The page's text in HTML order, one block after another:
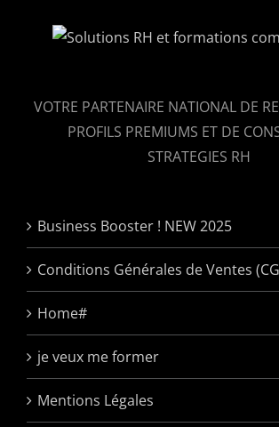
VOTRE PARTENAIRE NATIONAL DE
PROFILS PREMIUMS ET DE
STRATEGIES RH
Business Booster ! NEW 2025
Conditions Générales de Ventes
Home#
je veux me former
Mentions Légales